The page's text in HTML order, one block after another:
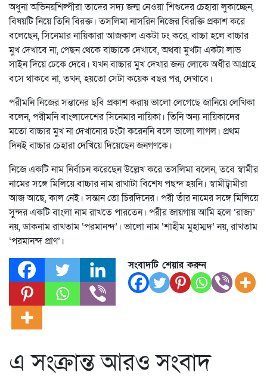
অধুনা অভিনয়শিল্পীরা তাদের সদ্য জন্ম নেওয়া শিশুদের চেহারা লুকাচ্ছেন,
বিষয়টি নিয়ে তিনি বিরক্ত। তসলিমা নাসরিন নিজের বিরক্তি প্রকাশ করে
বলেছেন, সিনেমার নায়িকারা আজকাল একটা ঢং করে, বাচ্চা হলে বাচ্চার
মুখ দেখাবে না, পেছন থেকে বাচ্চাকে দেখাবে, অথবা মুখটা একটা লাভ
সাইন দিয়ে ঢেকে দেবে। যখন বাচ্চার মুখ দেখার জন্য লোকে অধীর আগ্রহে
বসে থাকবে না, তখন, হয়তো সেটা কয়েক বছর পর, দেখাবে।
পরীমনি নিজের সন্তানের ছবি প্রকাশ করায় ভালো লেগেছে জানিয়ে লেখিকা
বলেন, পরীমনি বাংলাদেশের সিনেমার নায়িকা। তিনি অন্য নায়িকাদের
মতো বাচ্চার মুখ না দেখানোর ঢংটা করেননি বলে ভালো লাগল। প্রথম
দিনই বাচ্চার চেহারা দেখিয়ে দিয়েছেন জনগণকে।
নিজে একটি নাম নির্বাচন করেছেন উল্লেখ করে তসলিমা বলেন, তবে স্বামীর
নামের সঙ্গে মিলিয়ে বাচ্চার নাম রাখাটা বিশেষ পছন্দ হয়নি। স্বামীট্বামীরা
আজ আছে, কাল নেই। সন্তান তো চিরদিনের। পরী তাঁর নামের সঙ্গে মিলিয়ে
সুন্দর একটি বাংলা নাম রাখতে পারতেন। পরীর জায়গায় আমি হলে ‘রাজ্য’
নয়, ডাকনাম রাখতাম ‘পরমানন্দ’। ভালো নাম ‘শাহীম মুহাম্মদ’ নয়, রাখতাম
‘পরমানন্দ প্রাণ’।
সংবাদটি শেয়ার করুন
এ সংক্রান্ত আরও সংবাদ